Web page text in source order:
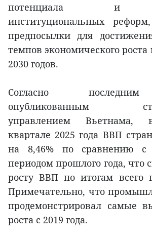
потенциала и
институциональных
предпосылки для
темпов экономического роста
2030 годов.
Согласно
опубликованным
управлением Вьетнама,
квартале 2025 года ВВП
на 8,46% по сравнению с
периодом прошлого года, что
росту ВВП по итогам всего
Примечательно, что
продемонстрировал самые
роста с 2019 года.